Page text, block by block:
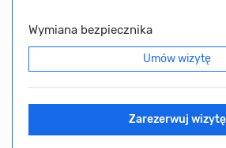
Wymiana bezpiecznika
Umów wizytę
Zarezerwuj wizytę